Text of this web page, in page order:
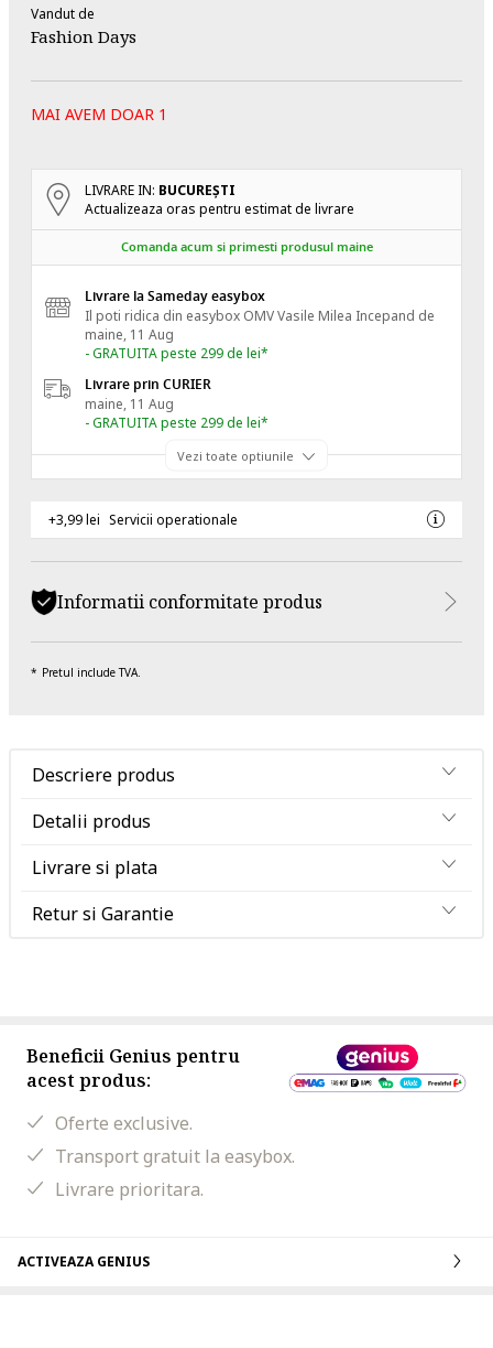
Vandut de
Fashion Days
MAI AVEM DOAR 1
LIVRARE IN: BUCUREŞTI
Actualizeaza oras pentru estimat de livrare
Comanda acum si primesti produsul maine
Livrare la Sameday easybox
Il poti ridica din easybox OMV Vasile Milea Incepand de
maine, 11 Aug
- GRATUITA peste 299 de lei*
Livrare prin CURIER
maine, 11 Aug
- GRATUITA peste 299 de lei*
Vezi toate optiunile
+3,99 lei Servicii operationale
Informatii conformitate produs
Pretul include TVA.
Descriere produs
Detalii produs
Livrare si plata
Retur si Garantie
Beneficii Genius pentru
acest produs:
Oferte exclusive.
Transport gratuit la easybox.
Livrare prioritara.
ACTIVEAZA GENIUS